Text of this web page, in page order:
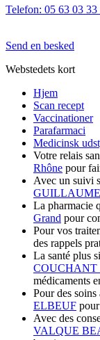
Telefon: 05 63 03 33
Send en besked
Webstedets kort
Hjem
Scan recept
Vaccinationer
Parafarmaci
Medicinsk
Votre relais
Rhône pour
Avec un suivi
GUILLAUME
La pharmacie
Grand pour
Pour vos
des rappels
La santé plus
COUCHANT
médicaments
Pour des soins
ELBEUF
Avec des
VALQUE